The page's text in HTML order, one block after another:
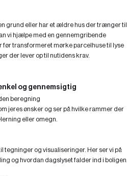
grund eller har et ældre hus der trænger til
vi hjælpe med en gennemgribende
før transformeret mørke parcelhuse til lyse
der lever op til nutidens krav.
og gennemsigtig
beregning
jeres ønsker og ser på hvilke rammer der
eller omegn.
tegninger og visualiseringer. Her ser vi på
og hvordan dagslyset falder ind i boligen.